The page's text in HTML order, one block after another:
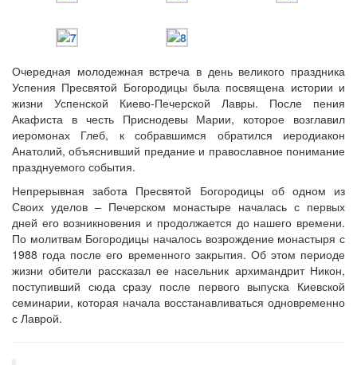
Онлайн трансляции
Веб-камеры
12 сентября 2015Название трансляции
12 сентября 2015 Название трансляции
12 сентября 2015 Название трансляции
12 сентября 2015Название трансляции
12 сентября 2015Название трансляции
12 сентября 2015Название трансляции
12 сентября 2015Название трансляции
12 сентября 2015Название трансляции
Перейти к архиву
Очередная молодежная встреча в день великого праздника
Успения Пресвятой Богородицы была посвящена истории и
жизни Успенской Киево-Печерской Лавры. После пения
Акафиста в честь Приснодевы Марии, которое возглавил
иеромонах Глеб, к собравшимся обратился иеродиакон
Анатолий, объяснивший предание и православное понимание
празднуемого события.
Непрерывная забота Пресвятой Богородицы об одном из
Своих уделов – Печерском монастыре началась с первых
дней его возникновения и продолжается до нашего времени.
По молитвам Богородицы началось возрождение монастыря с
1988 года после его временного закрытия. Об этом периоде
жизни обители рассказал ее насельник архимандрит Никон,
поступивший сюда сразу после первого выпуска Киевской
семинарии, которая начала восстанавливаться одновременно
с Лаврой.